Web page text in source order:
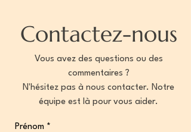
Contactez-nous
Vous avez des questions ou des
commentaires ?
N'hésitez pas à nous contacter. Notre
équipe est là pour vous aider.
Prénom